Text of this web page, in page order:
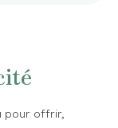
pour offrir,